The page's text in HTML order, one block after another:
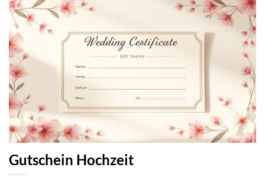
Gutschein Hochzeit